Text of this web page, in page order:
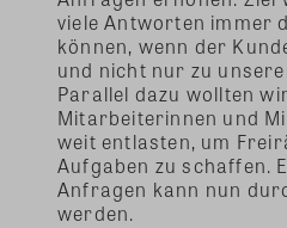
viele Antworten immer
können, wenn der
und nicht nur zu
Parallel dazu wollten
Mitarbeiterinnen und
weit entlasten, um
Aufgaben zu schaffen.
Anfragen kann nun
werden.